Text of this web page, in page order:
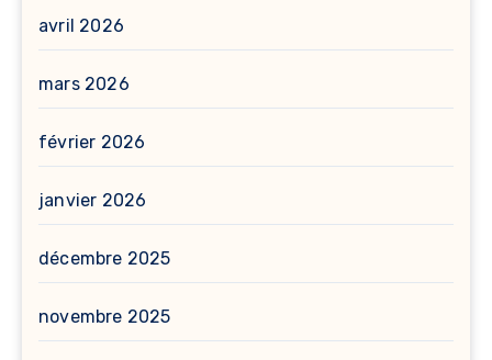
avril 2026
mars 2026
février 2026
janvier 2026
décembre 2025
novembre 2025